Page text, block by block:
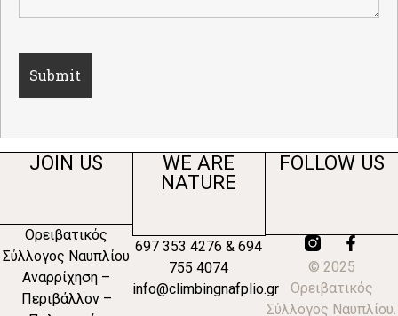
JOIN US
Ορειβατικός
Σύλλογος Ναυπλίου
Αναρρίχηση –
Περιβάλλον –
WE ARE
NATURE
697 353 4276 &694
755 4074
info@climbingnafplio.gr
FOLLOW US
© 2025
Ορειβατικός
Σύλλογος Ναυπλίου.